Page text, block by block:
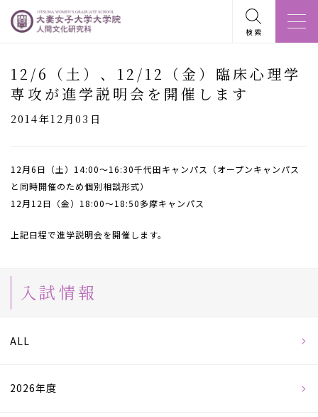
検索
12/6（土）、12/12（金）臨床心理学
専攻が進学説明会を開催します
2014年12月03日
12月6日（土）14:00～16:30千代田キャンパス（オープンキャンパス
と同時開催のため個別相談形式）
12月12日（金）18:00～18:50多摩キャンパス
上記日程で進学説明会を開催します。
入試情報
ALL
2026年度